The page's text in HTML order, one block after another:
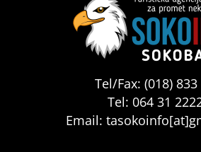
Tel/Fax: (018)
Tel: 064 31
Email: